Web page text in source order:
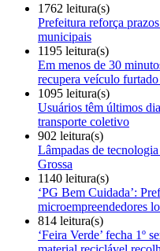
1762 leitura(s)
Prefeitura reforça
municipais
1195 leitura(s)
Em menos de 30
recupera veículo
1095 leitura(s)
Usuários têm últimos
transporte coletivo
902 leitura(s)
Lâmpadas de
Grossa
1140 leitura(s)
‘PG Bem Cuidada’:
microempreendedores
814 leitura(s)
‘Feira Verde’ fecha 1º